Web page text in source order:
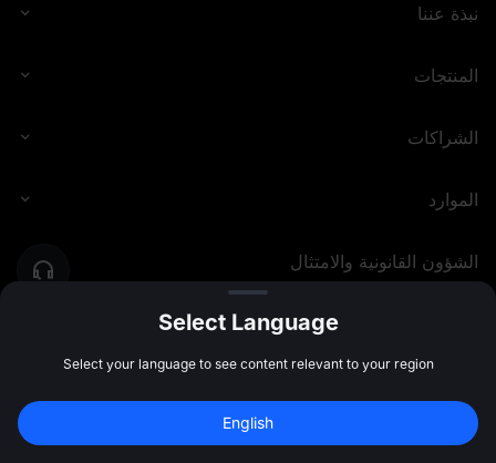
نبذة عننا
المنتجات
الشراكات
الموارد
الشؤون القانونية والامتثال
©
2026
MEXC.COM
سجل للحصول على بونص بقيمة
اشتراك
Select Language
Select your language to see content relevant to your region
English